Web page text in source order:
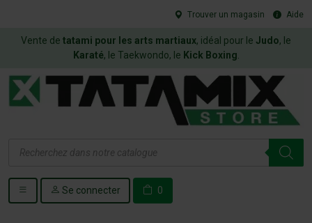
Trouver un magasin Aide
Vente de tatami pour les arts martiaux, idéal pour le Judo, le
Karaté, le Taekwondo, le Kick Boxing
de
Se connecter 0